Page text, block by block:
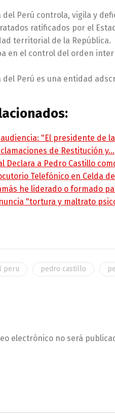
del Perú controla, vigila y
ratificados por el
territorial de la República.
en el control del orden
del Perú es una entidad
"El presidente de
de Restitución y…
Declara a Pedro Castillo
Telefónico en Celda
he liderado o formado
"tortura y maltrato
peru pedro castillo
electrónico no será